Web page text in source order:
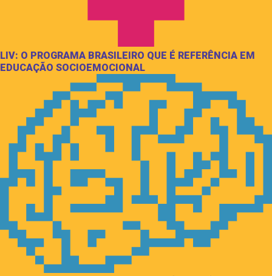
LIV: O PROGRAMA BRASILEIRO QUE É REFERÊNCIA EM
EDUCAÇÃO SOCIOEMOCIONAL